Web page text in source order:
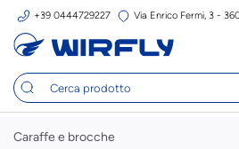
+39 0444729227 Via Enrico Fermi, 3 -
Caraffe e brocche